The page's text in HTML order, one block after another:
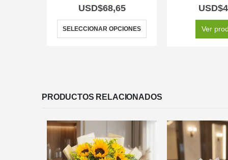
out of 5
USD$68,65
SELECCIONAR OPCIONES
USD$
Ver
PRODUCTOS RELACIONADOS